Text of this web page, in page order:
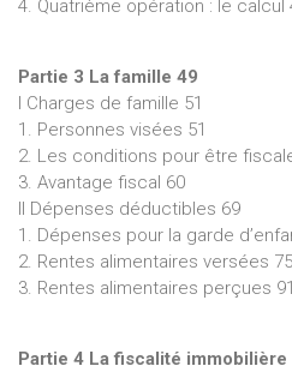
4. Quatrième opération : le calcul
Partie 3 La famille 49
I Charges de famille 51
1. Personnes visées 51
2. Les conditions pour être
3. Avantage fiscal 60
II Dépenses déductibles 69
1. Dépenses pour la garde
2. Rentes alimentaires versées 75
3. Rentes alimentaires perçues 91
Partie 4 La fiscalité immobilière